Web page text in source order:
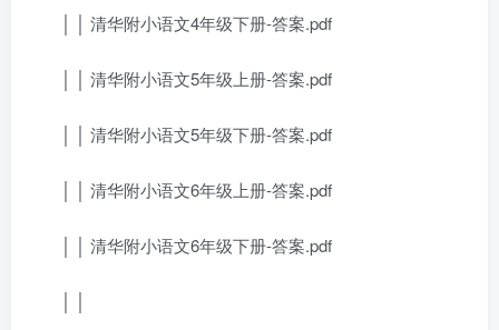
│ │ 清华附小语文4年级下册-答案.pdf
│ │ 清华附小语文5年级上册-答案.pdf
│ │ 清华附小语文5年级下册-答案.pdf
│ │ 清华附小语文6年级上册-答案.pdf
│ │ 清华附小语文6年级下册-答案.pdf